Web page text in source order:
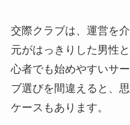
交際クラブは、運営を
元がはっきりした男性
心者でも始めやすいサ
ブ選びを間違えると、
ケースもあります。